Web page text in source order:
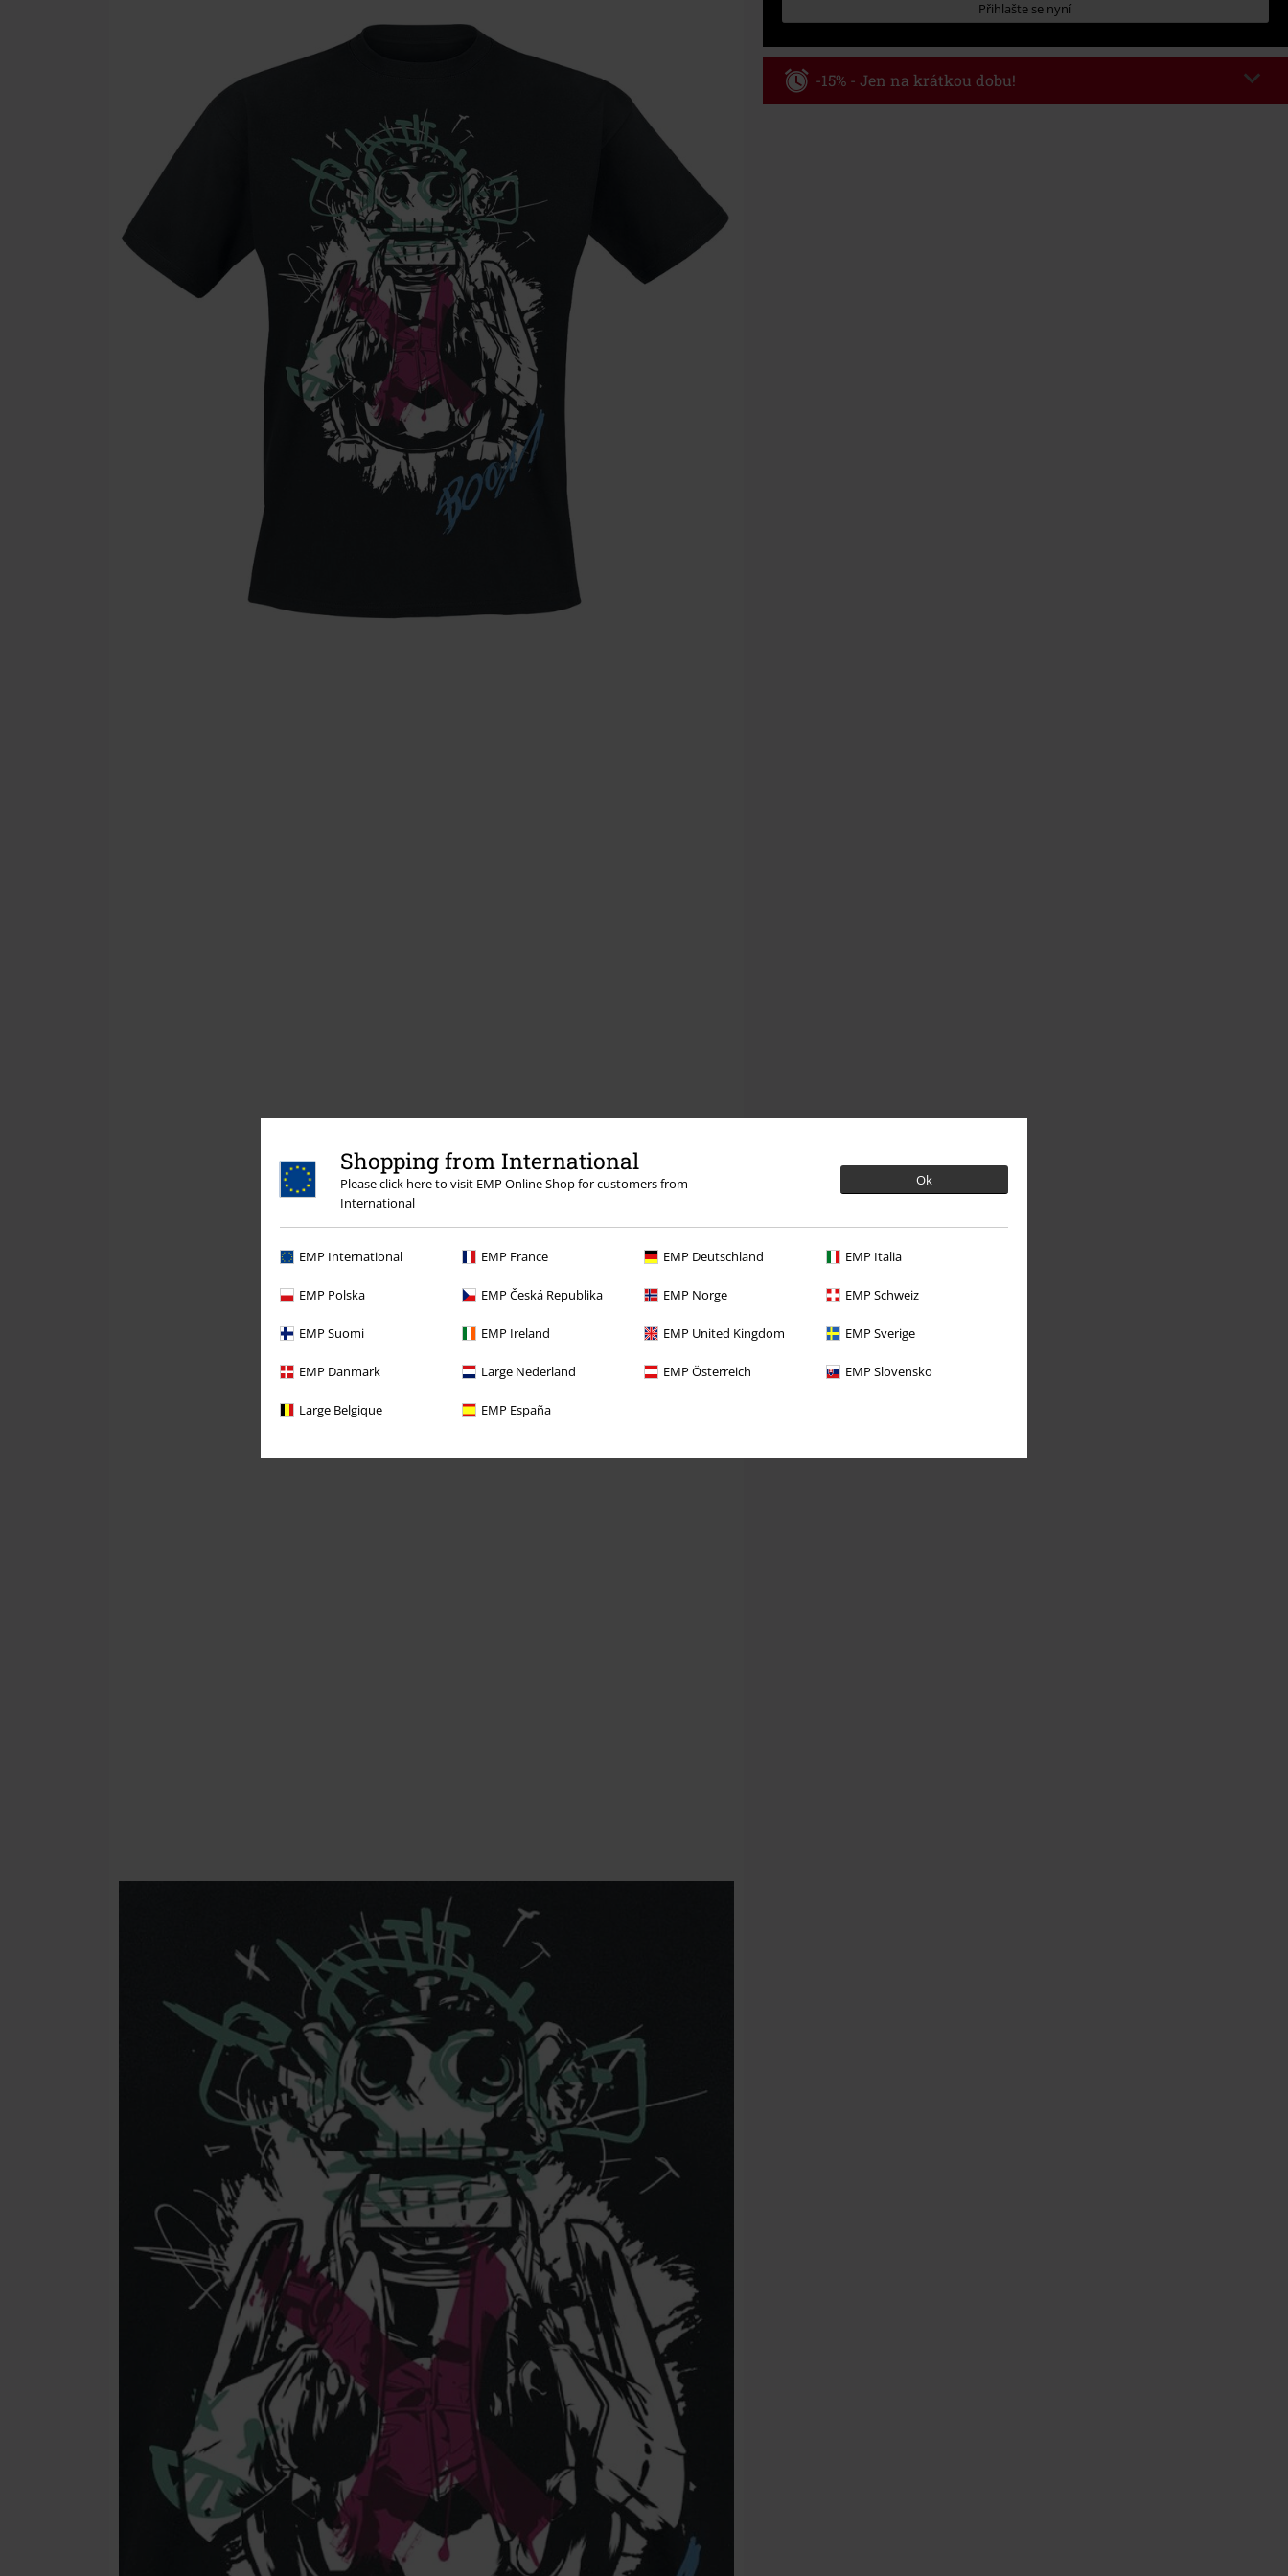
Shopping from International
Please click here to visit EMP Online Shop for customers from
International
Ok
EMP International EMP France EMP Deutschland EMP Italia
EMP Polska EMP Česká Republika EMP Norge EMP Schweiz
EMP Suomi EMP Ireland EMP United Kingdom EMP Sverige
EMP Danmark Large Nederland EMP Österreich EMP Slovensko
Large Belgique EMP España
Přihlašte se nyní
-15% - Jen na krátkou dobu!